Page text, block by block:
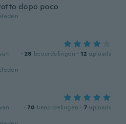
dopo poco
· 28 beoordelingen · 12 uploads
· 70 beoordelingen · 7 uploads